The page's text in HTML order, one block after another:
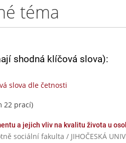
téma
shodná klíčová slova):
slova dle četnosti
22 prací)
a jejich vliv na kvalitu života u
sociální fakulta / JIHOČESKÁ